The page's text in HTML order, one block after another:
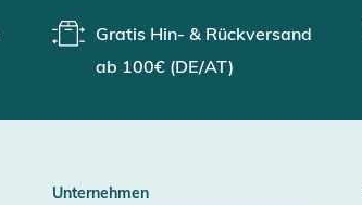
Gratis Hin- & Rückversand
ab 100€ (DE/AT)
Unternehmen